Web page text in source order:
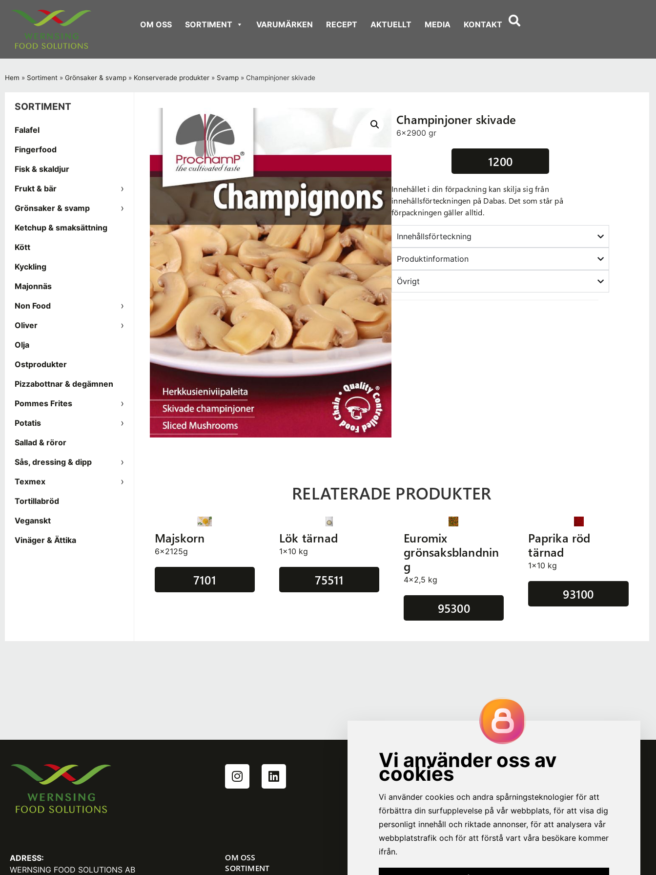
OM OSS SORTIMENT VARUMÄRKEN RECEPT AKTUELLT MEDIA KONTAKT
Hem » Sortiment » Grönsaker & svamp » Konserverade produkter » Svamp » Champinjoner skivade
SORTIMENT
Falafel
Fingerfood
Fisk & skaldjur
Frukt & bär
Grönsaker & svamp
Ketchup & smaksättning
Kött
Kyckling
Majonnäs
Non Food
Oliver
Olja
Ostprodukter
Pizzabottnar & degämnen
Pommes Frites
Potatis
Sallad & röror
Sås, dressing & dipp
Texmex
Tortillabröd
Veganskt
Vinäger & Ättika
Champinjoner skivade
6x2900 gr
1200
Innehållet i din förpackning kan skilja sig från
innehållsförteckningen på Dabas. Det som står på
förpackningen gäller alltid.
Innehållsförteckning
Produktinformation
Övrigt
RELATERADE PRODUKTER
Majskorn
6x2125g
7101
Lök tärnad
1x10 kg
75511
Euromix
grönsaksblandnin
g
4x2,5 kg
95300
Paprika röd
tärnad
1x10 kg
93100
ADRESS:
WERNSING FOOD SOLUTIONS AB
OM OSS
SORTIMENT